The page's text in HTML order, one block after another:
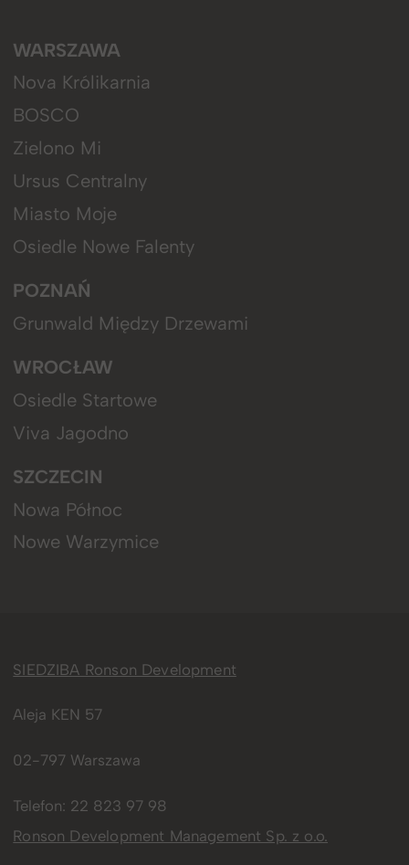
WARSZAWA
Nova Królikarnia
BOSCO
Zielono Mi
Ursus Centralny
Miasto Moje
Osiedle Nowe Falenty
POZNAŃ
Grunwald Między Drzewami
WROCŁAW
Osiedle Startowe
Viva Jagodno
SZCZECIN
Nowa Północ
Nowe Warzymice
SIEDZIBA Ronson Development
Aleja KEN 57
02-797 Warszawa
Telefon: 22 823 97 98
Ronson Development Management Sp. z o.o.